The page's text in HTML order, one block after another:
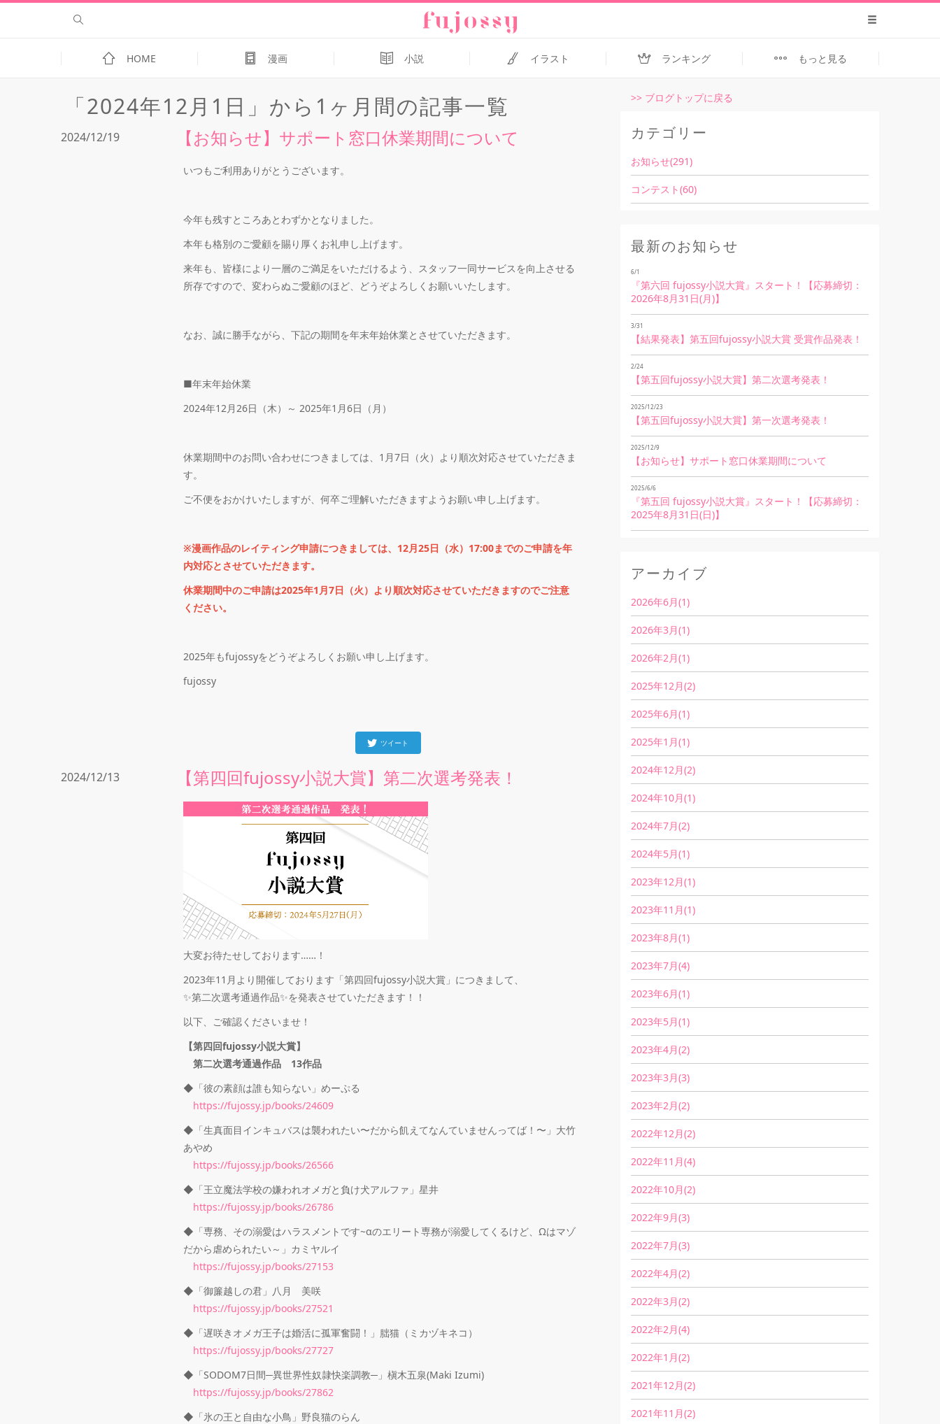
HOME 漫画 小説 イラスト ランキング もっと見る
「2024年12月1日」から1ヶ月間の記事一覧
【お知らせ】サポート窓口休業期間について
2024/12/19
いつもご利用ありがとうございます。
今年も残すところあとわずかとなりました。
本年も格別のご愛顧を賜り厚くお礼申し上げます。
来年も、皆様により一層のご満足をいただけるよう、スタッフ一同サービスを向上させる
所存ですので、変わらぬご愛顧のほど、どうぞよろしくお願いいたします。
なお、誠に勝手ながら、下記の期間を年末年始休業とさせていただきます。
■年末年始休業
2024年12月26日（木）～ 2025年1月6日（月）
休業期間中のお問い合わせにつきましては、1月7日（火）より順次対応させていただきま
す。
ご不便をおかけいたしますが、何卒ご理解いただきますようお願い申し上げます。
※漫画作品のレイティング申請につきましては、12月25日（水）17:00までのご申請を年
内対応とさせていただきます。
休業期間中のご申請は2025年1月7日（火）より順次対応させていただきますのでご注意
ください。
2025年もfujossyをどうぞよろしくお願い申し上げます。
fujossy
ツイート
【第四回fujossy小説大賞】第二次選考発表！
2024/12/13
大変お待たせしております……！
2023年11月より開催しております「第四回fujossy小説大賞」につきまして、
✨第二次選考通過作品✨を発表させていただきます！！
以下、ご確認くださいませ！
【第四回fujossy小説大賞】
第二次選考通過作品 13作品
◆「彼の素顔は誰も知らない」めーぷる
https://fujossy.jp/books/24609
◆「生真面目インキュバスは襲われたい〜だから飢えてなんていませんってば！〜」大竹
あやめ
https://fujossy.jp/books/26566
◆「王立魔法学校の嫌われオメガと負け犬アルファ」星井
https://fujossy.jp/books/26786
◆「専務、その溺愛はハラスメントです~αのエリート専務が溺愛してくるけど、Ωはマゾ
だから虐められたい～」カミヤルイ
https://fujossy.jp/books/27153
◆「御簾越しの君」八月 美咲
https://fujossy.jp/books/27521
◆「遅咲きオメガ王子は婚活に孤軍奮闘！」朏猫（ミカヅキネコ）
https://fujossy.jp/books/27727
◆「SODOM7日間─異世界性奴隷快楽調教─」槇木五泉(Maki Izumi)
https://fujossy.jp/books/27862
◆「氷の王と自由な小鳥」野良猫のらん
>> ブログトップに戻る
カテゴリー
お知らせ(291)
コンテスト(60)
最新のお知らせ
6/1
『第六回 fujossy小説大賞』スタート！【応募締切：
2026年8月31日(月)】
3/31
【結果発表】第五回fujossy小説大賞 受賞作品発表！
2/24
【第五回fujossy小説大賞】第二次選考発表！
2025/12/23
【第五回fujossy小説大賞】第一次選考発表！
2025/12/9
【お知らせ】サポート窓口休業期間について
2025/6/6
『第五回 fujossy小説大賞』スタート！【応募締切：
2025年8月31日(日)】
アーカイブ
2026年6月(1)
2026年3月(1)
2026年2月(1)
2025年12月(2)
2025年6月(1)
2025年1月(1)
2024年12月(2)
2024年10月(1)
2024年7月(2)
2024年5月(1)
2023年12月(1)
2023年11月(1)
2023年8月(1)
2023年7月(4)
2023年6月(1)
2023年5月(1)
2023年4月(2)
2023年3月(3)
2023年2月(2)
2022年12月(2)
2022年11月(4)
2022年10月(2)
2022年9月(3)
2022年7月(3)
2022年4月(2)
2022年3月(2)
2022年2月(4)
2022年1月(2)
2021年12月(2)
2021年11月(2)